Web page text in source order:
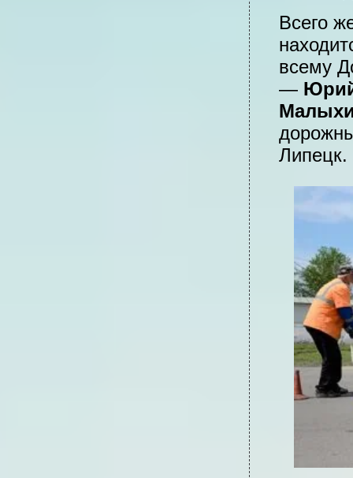
Всего
всему
—
Липецк.